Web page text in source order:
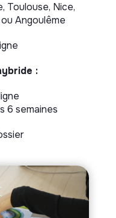
Toulouse, Nice,
Angoulême
:
6 semaines